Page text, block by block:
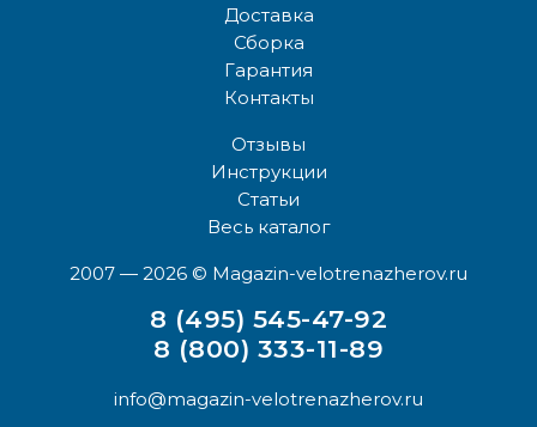
Доставка
Сборка
Гарантия
Контакты
Отзывы
Инструкции
Статьи
Весь каталог
2007 — 2026 © Magazin-velotrenazherov.ru
8 (495) 545-47-92
8 (800) 333-11-89
info@magazin-velotrenazherov.ru